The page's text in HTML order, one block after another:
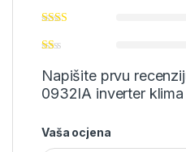
Napišite prvu
0932IA inverter klima
Vaša ocjena